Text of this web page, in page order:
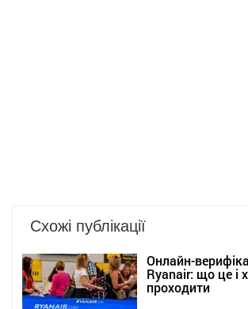
Схожі публікації
Онлайн-
Ryanair: що це і
проходити